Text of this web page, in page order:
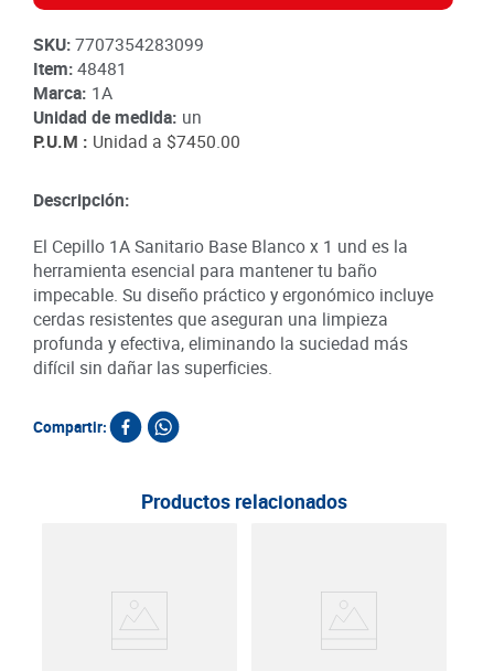
SKU:7707354283099
Item:48481
Marca: 1A
Unidad de medida: un
P.U.M : Unidad a $7450.00
Descripción:
El Cepillo 1A Sanitario Base Blanco x 1 und es la
herramienta esencial para mantener tu baño
impecable. Su diseño práctico y ergonómico incluye
cerdas resistentes que aseguran una limpieza
profunda y efectiva, eliminando la suciedad más
difícil sin dañar las superficies.
Compartir:
Productos relacionados